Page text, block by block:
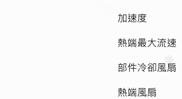
加速度
熱端最大流速
部件冷卻風扇
熱端風扇